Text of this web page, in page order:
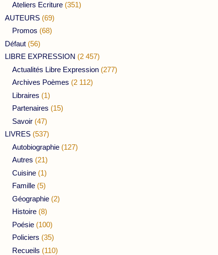
Ateliers Ecriture (351)
AUTEURS (69)
Promos (68)
Défaut (56)
LIBRE EXPRESSION (2 457)
Actualités Libre Expression (277)
Archives Poèmes (2 112)
Libraires (1)
Partenaires (15)
Savoir (47)
LIVRES (537)
Autobiographie (127)
Autres (21)
Cuisine (1)
Famille (5)
Géographie (2)
Histoire (8)
Poésie (100)
Policiers (35)
Recueils (110)